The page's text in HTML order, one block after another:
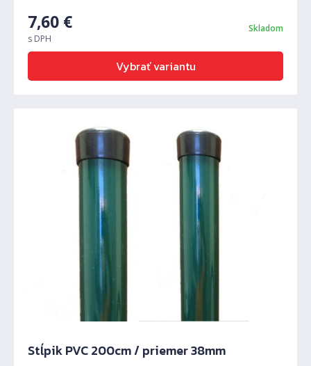
7,60 €
s DPH
Skladom
Vybrať variantu
Stĺpik PVC 200cm / priemer 38mm